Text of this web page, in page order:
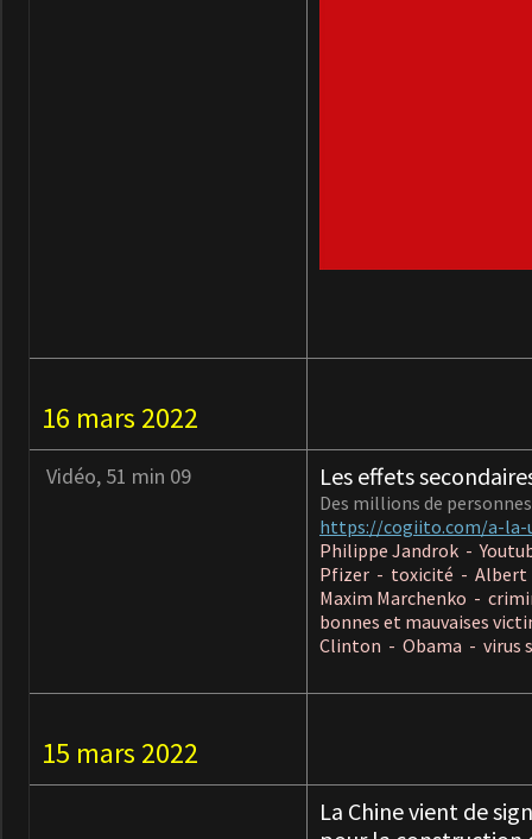
16 mars 2022
Vidéo, 51 min 09 Les effets
Des millions de
https://cogiito.com/a-la-
Philippe Jandrok -
Pfizer - toxicité - Albert
Maxim Marchenko -
bonnes et mauvaises
Clinton - Obama - virus
15 mars 2022
La Chine vient de